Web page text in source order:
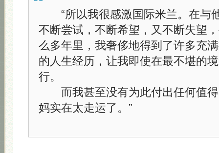
“所以我很感激国际米兰。在与
不断尝试，不断希望，又不断失望
么多年里，我奢侈地得到了许多充
的人生经历，让我即使在最不堪的
行。
而我甚至没有为此付出任何值得
妈实在太走运了。”